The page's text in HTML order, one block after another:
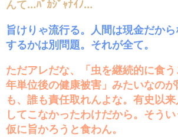
んて…ﾊﾞｶｼﾞｬﾅｲﾉ…
旨けりゃ流行る。人間は現金だか
するかは別問題。それが全て。
ただアレだな、「虫を継続的に食
年単位後の健康被害」みたいなの
も、誰も責任取れんよな。有史以
してこなかったわけだから。そう
仮に旨かろうと食わん。